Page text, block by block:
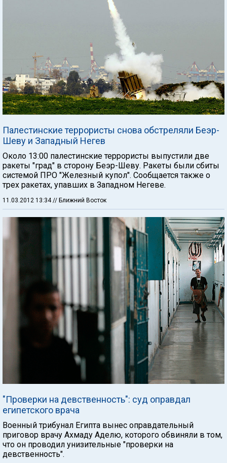
Палестинские террористы снова обстреляли Беэр-
Шеву и Западный Негев
Около 13:00 палестинские террористы выпустили две
ракеты "град" в сторону Беэр-Шеву. Ракеты были сбиты
системой ПРО "Железный купол". Сообщается также о
трех ракетах, упавших в Западном Негеве.
11.03.2012 13:34// Ближний Восток
"Проверки на девственность": суд оправдал
египетского врача
Военный трибунал Египта вынес оправдательный
приговор врачу Ахмаду Аделю, которого обвиняли в том,
что он проводил унизительные "проверки на
девственность".